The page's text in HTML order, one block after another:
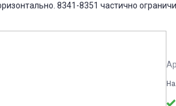
8341-8351 частично